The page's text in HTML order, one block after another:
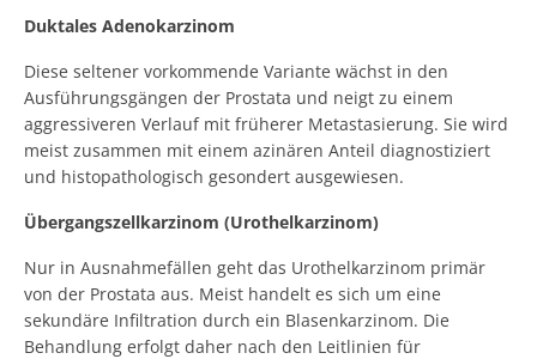
Duktales Adenokarzinom
Diese seltener vorkommende Variante wächst in den
Ausführungsgängen der Prostata und neigt zu einem
aggressiveren Verlauf mit früherer Metastasierung. Sie wird
meist zusammen mit einem azinären Anteil diagnostiziert
und histopathologisch gesondert ausgewiesen.
Übergangszellkarzinom (Urothelkarzinom)
Nur in Ausnahmefällen geht das Urothelkarzinom primär
von der Prostata aus. Meist handelt es sich um eine
sekundäre Infiltration durch ein Blasenkarzinom. Die
Behandlung erfolgt daher nach den Leitlinien für